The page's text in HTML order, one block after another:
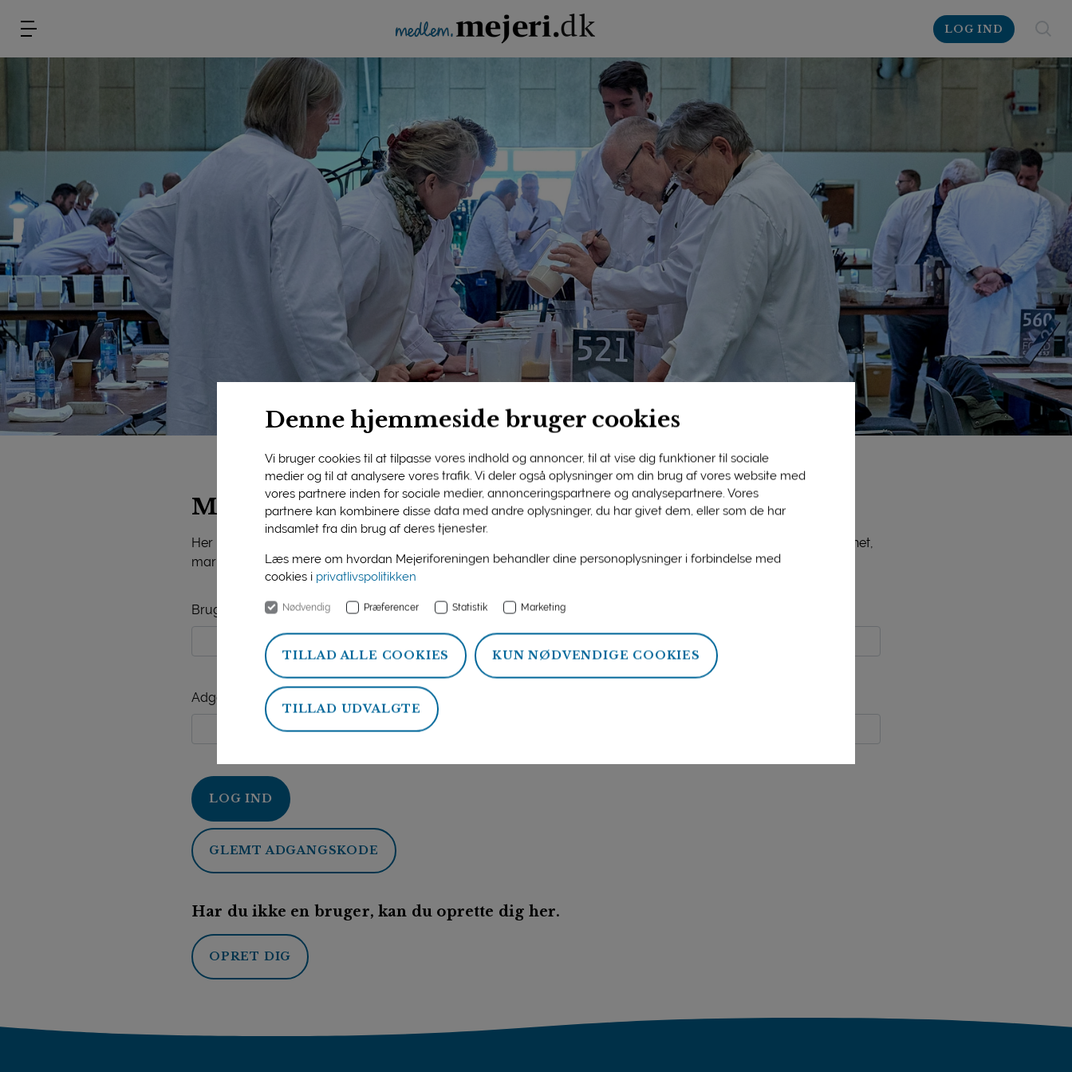
Denne hjemmeside bruger cookies
Vi bruger cookies til at tilpasse vores indhold og annoncer, til at vise dig funktioner til sociale
medier og til at analysere vores trafik. Vi deler også oplysninger om din brug af vores website med
vores partnere inden for sociale medier, annonceringspartnere og analysepartnere. Vores
partnere kan kombinere disse data med andre oplysninger, du har givet dem, eller som de har
indsamlet fra din brug af deres tjenester.
Læs mere om hvordan Mejeriforeningen behandler dine personoplysninger i forbindelse med
cookies i privatlivspolitikken
Nødvendig Præferencer Statistik Marketing
TILLAD ALLE COOKIES KUN NØDVENDIGE COOKIES
TILLAD UDVALGTE
LOG IND
Mejeriforeningens medlemsside
Her på siden finder du viden og information om ydelser, som Mejeriforeningen tilbyder sine medlemmer, bl.a. PLInet,
markedsorientering, mejeristatistik, politik og arrangementer.
Brugernavn
Adgangskode
LOG IND
GLEMT ADGANGSKODE
Har du ikke en bruger, kan du oprette dig her.
OPRET DIG